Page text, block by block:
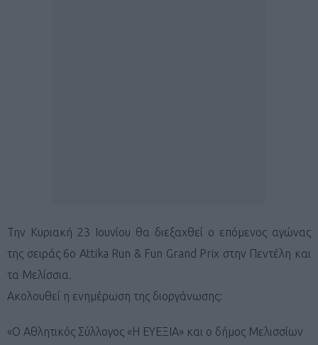
Την Κυριακή 23 Iουνίου θα διεξαχθεί ο επόμενος αγώνας
της σειράς 6ο Attika Run & Fun Grand Prix στην Πεντέλη και
τα Μελίσσια.
Ακολουθεί η ενημέρωση της διοργάνωσης:
«Ο Αθλητικός Σύλλογος «Η ΕΥΕΞΙΑ» και ο δήμος Μελισσίων